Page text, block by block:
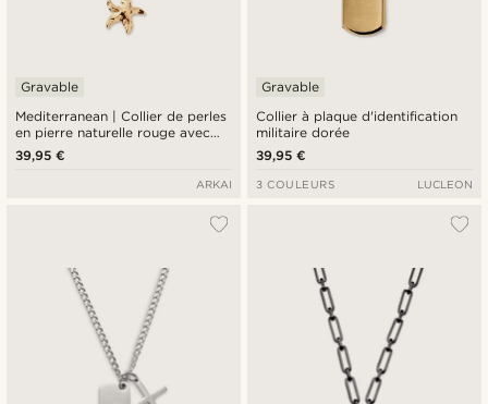
Mediterranean | Collier de perles
en pierre naturelle rouge avec
pendentif étoile de mer
Gravable
39,95 €
ARKAI
Collier à plaque d'identification
militaire dorée
Gravable
39,95 €
3 COULEURS LUCLEON